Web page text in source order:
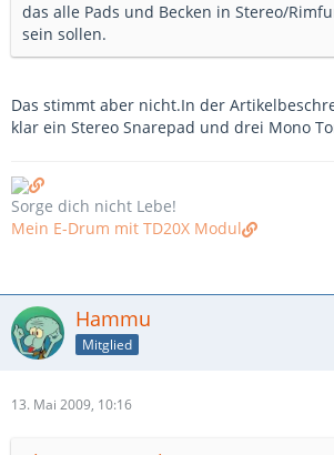
das alle Pads und Becken in Stereo/
sein sollen.
Das stimmt aber nicht.In der
klar ein Stereo Snarepad und drei Mono
Sorge dich nicht Lebe!
Mein E-Drum mit TD20X Modul
Hammu
Mitglied
13. Mai 2009, 10:16